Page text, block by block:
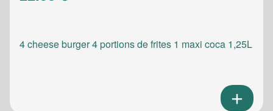
4 cheese burger 4 portions de frites 1 maxi coca 1,25L